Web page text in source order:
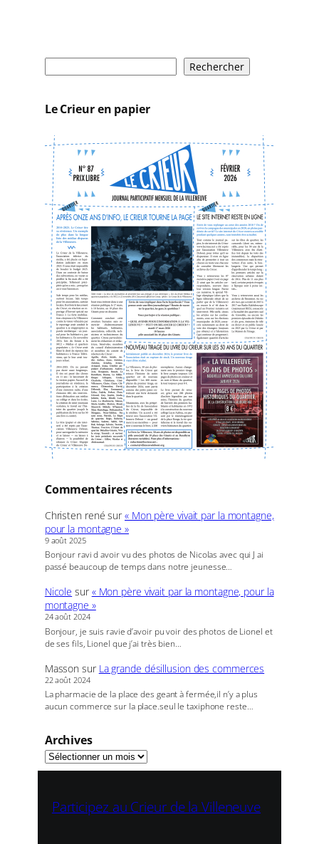
c
h
e
Rechercher
Le Crieur en papier
Commentaires récents
Christen rené sur« Mon père vivait par la montagne,
pour la montagne »
9 août 2025
Bonjour ravi d avoir vu des photos de Nicolas avec qui J ai
passé beaucoup de temps dans notre jeunesse…
Nicole sur« Mon père vivait par la montagne, pour la
montagne »
24 août 2024
Bonjour, je suis ravie d’avoir pu voir des photos de Lionel et
de ses fils, Lionel que j’ai très bien…
Masson sur La grande désillusion des commerces
22 août 2024
La pharmacie de la place des geant à fermée,il n’y a plus
aucun commerce sur la place.seul le taxiphone reste…
Archives
Participez au Crieur de la Villeneuve